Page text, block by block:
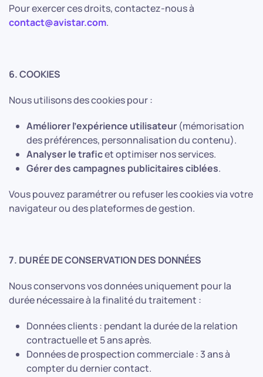
Pour exercer ces droits, contactez-nous à
contact@avistar.com.
6. COOKIES
Nous utilisons des cookies pour :
Améliorer l'expérience utilisateur (mémorisation
des préférences, personnalisation du contenu).
Analyser le traficet optimiser nos services.
Gérer des campagnes publicitaires ciblées.
Vous pouvez paramétrer ou refuser les cookies via votre
navigateur ou des plateformes de gestion.
7. DURÉE DE CONSERVATION DES DONNÉES
Nous conservons vos données uniquement pour la
durée nécessaire à la finalité du traitement :
Données clients : pendant la durée de la relation
contractuelle et 5 ans après.
Données de prospection commerciale : 3 ans à
compter du dernier contact.